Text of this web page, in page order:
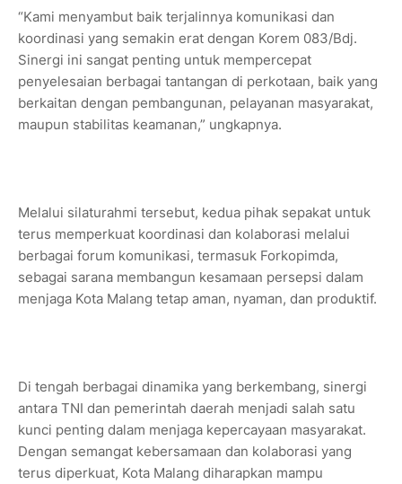
“Kami menyambut baik terjalinnya komunikasi dan
koordinasi yang semakin erat dengan Korem 083/Bdj.
Sinergi ini sangat penting untuk mempercepat
penyelesaian berbagai tantangan di perkotaan, baik yang
berkaitan dengan pembangunan, pelayanan masyarakat,
maupun stabilitas keamanan,” ungkapnya.
Melalui silaturahmi tersebut, kedua pihak sepakat untuk
terus memperkuat koordinasi dan kolaborasi melalui
berbagai forum komunikasi, termasuk Forkopimda,
sebagai sarana membangun kesamaan persepsi dalam
menjaga Kota Malang tetap aman, nyaman, dan produktif.
Di tengah berbagai dinamika yang berkembang, sinergi
antara TNI dan pemerintah daerah menjadi salah satu
kunci penting dalam menjaga kepercayaan masyarakat.
Dengan semangat kebersamaan dan kolaborasi yang
terus diperkuat, Kota Malang diharapkan mampu